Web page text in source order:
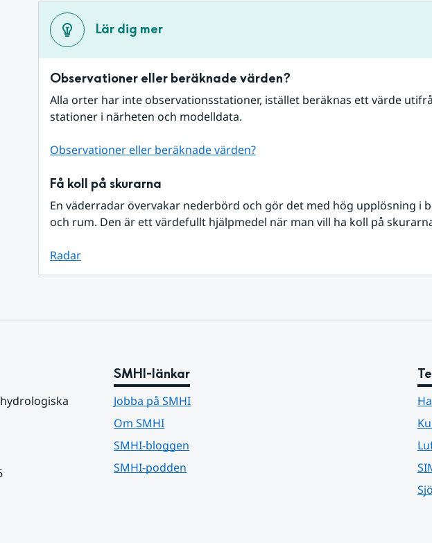
Lär dig mer
Observationer eller beräknade värden?
Alla orter har inte observationsstationer, istället beräknas ett värde
stationer i närheten och modelldata.
Observationer eller beräknade värden?
Få koll på skurarna
En väderradar övervakar nederbörd och gör det med hög upplösning i
och rum. Den är ett värdefullt hjälpmedel när man vill ha koll på
Radar
SMHI-länkar
Jobba på SMHI
Om SMHI
SMHI-bloggen
SMHI-podden